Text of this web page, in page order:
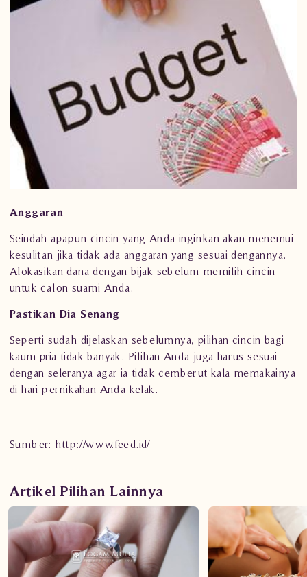
Anggaran
Seindah apapun cincin yang Anda inginkan akan menemui
kesulitan jika tidak ada anggaran yang sesuai dengannya.
Alokasikan dana dengan bijak sebelum memilih cincin
untuk calon suami Anda.
Pastikan Dia Senang
Seperti sudah dijelaskan sebelumnya, pilihan cincin bagi
kaum pria tidak banyak. Pilihan Anda juga harus sesuai
dengan seleranya agar ia tidak cemberut kala memakainya
di hari pernikahan Anda kelak.
Sumber:http://www.feed.id/
Artikel Pilihan Lainnya